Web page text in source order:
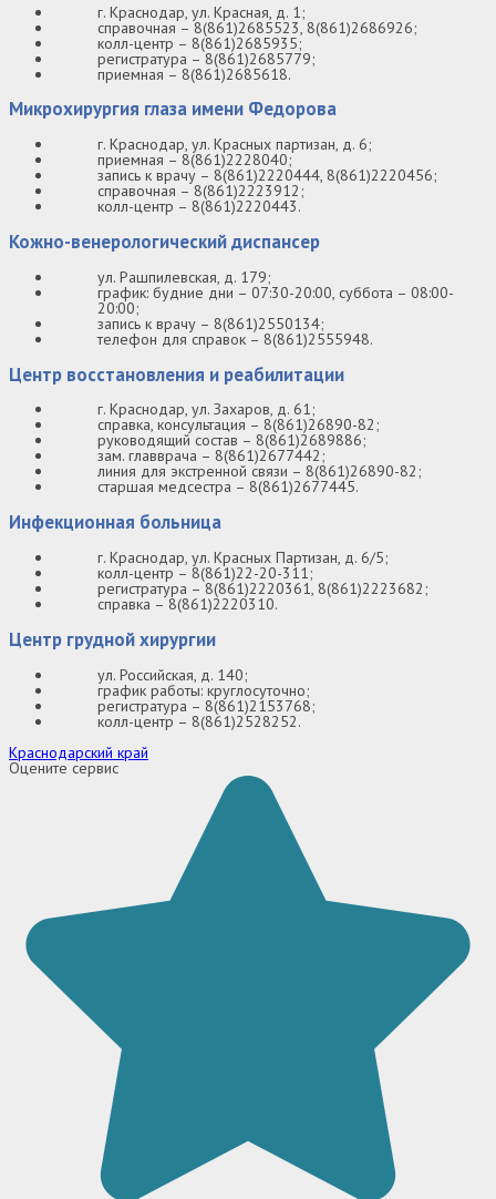
г. Краснодар, ул. Красная, д. 1;
справочная – 8(861)2685523, 8(861)2686926;
колл-центр – 8(861)2685935;
регистратура – 8(861)2685779;
приемная – 8(861)2685618.
Микрохирургия глаза имени Федорова
г. Краснодар, ул. Красных партизан, д. 6;
приемная – 8(861)2228040;
запись к врачу – 8(861)2220444, 8(861)2220456;
справочная – 8(861)2223912;
колл-центр – 8(861)2220443.
Кожно-венерологический диспансер
ул. Рашпилевская, д. 179;
график: будние дни – 07:30-20:00, суббота – 08:00-
20:00;
запись к врачу – 8(861)2550134;
телефон для справок – 8(861)2555948.
Центр восстановления и реабилитации
г. Краснодар, ул. Захаров, д. 61;
справка, консультация – 8(861)26890-82;
руководящий состав – 8(861)2689886;
зам. главврача – 8(861)2677442;
линия для экстренной связи – 8(861)26890-82;
старшая медсестра – 8(861)2677445.
Инфекционная больница
г. Краснодар, ул. Красных Партизан, д. 6/5;
колл-центр – 8(861)22-20-311;
регистратура – 8(861)2220361, 8(861)2223682;
справка – 8(861)2220310.
Центр грудной хирургии
ул. Российская, д. 140;
график работы: круглосуточно;
регистратура – 8(861)2153768;
колл-центр – 8(861)2528252.
Краснодарский край
Оцените сервис